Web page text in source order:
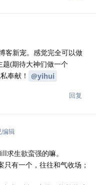
客新宠。感觉完全可以做
(期待大神们做一个
奉献！ @yihui
回复
编辑
生欲蛮强的嘛。
有一个，往往和气收场；